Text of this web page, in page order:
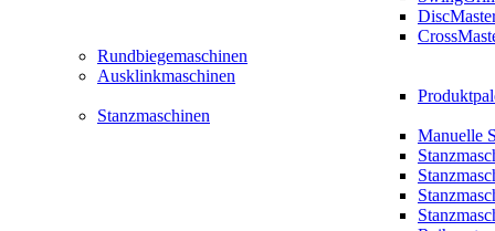
Rundbiegemaschinen
Ausklinkmaschinen
Stanzmaschinen
Manuelle